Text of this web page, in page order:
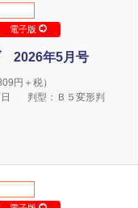
電子版
2026年5月号
円＋税）
判型：Ｂ５変形判